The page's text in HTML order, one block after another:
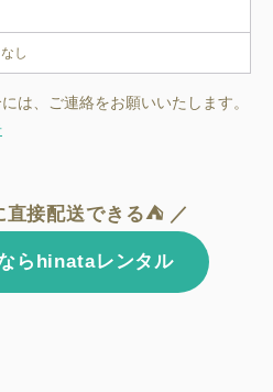
し
は、ご連絡をお願いいたします。
接配送できる⛺ ／
らhinataレンタル